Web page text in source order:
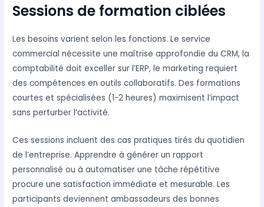
Sessions de formation ciblées
Les besoins varient selon les fonctions. Le service
commercial nécessite une maîtrise approfondie du CRM, la
comptabilité doit exceller sur l’ERP, le marketing requiert
des compétences en outils collaboratifs. Des formations
courtes et spécialisées (1-2 heures) maximisent l’impact
sans perturber l’activité.
Ces sessions incluent des cas pratiques tirés du quotidien
de l’entreprise. Apprendre à générer un rapport
personnalisé ou à automatiser une tâche répétitive
procure une satisfaction immédiate et mesurable. Les
participants deviennent ambassadeurs des bonnes